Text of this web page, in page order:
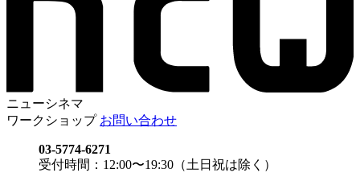
ニューシネマ
ワークショップ お問い合わせ
03-5774-6271
受付時間：12:00〜19:30（土日祝は除く）